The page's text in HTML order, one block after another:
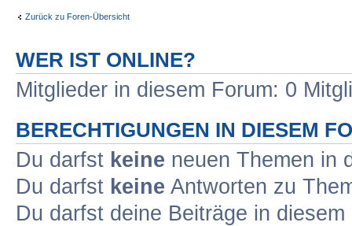
Zurück zu Foren-Übersicht
WER IST ONLINE?
Mitglieder in diesem Forum: 0
BERECHTIGUNGEN IN DIESEM
Du darfst keine neuen Themen in
Du darfst keine Antworten zu
Du darfst deine Beiträge in